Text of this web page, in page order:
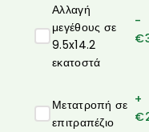
Αλλαγή
μεγέθους σε
9.5x14.2
εκατοστά
-
€
Μετατροπή σε
επιτραπέζιο
+
€